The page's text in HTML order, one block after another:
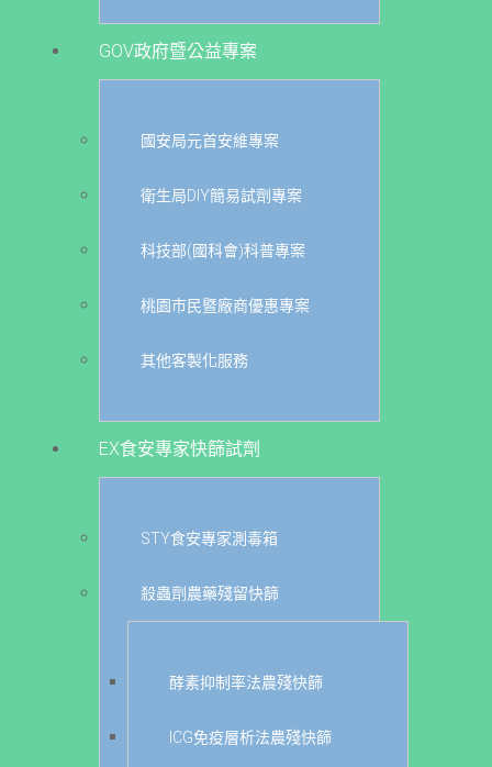
GOV政府暨公益專案
國安局元首安維專案
衛生局DIY簡易試劑專案
科技部(國科會)科普專案
桃園市民暨廠商優惠專案
其他客製化服務
EX食安專家快篩試劑
STY食安專家測毒箱
殺蟲劑農藥殘留快篩
酵素抑制率法農殘快篩
ICG免疫層析法農殘快篩